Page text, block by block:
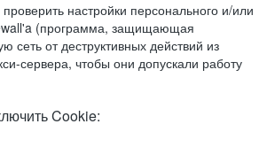
настройки персонального и/или
(программа, защищающая
сеть от деструктивных действий из
сервера, чтобы они допускали работу
Cookie: